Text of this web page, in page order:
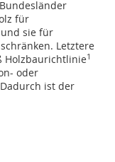
für
sie für
Letztere
Holzbaurichtlinie1
oder
ist der